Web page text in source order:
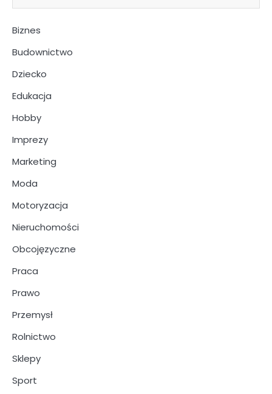
Biznes
Budownictwo
Dziecko
Edukacja
Hobby
Imprezy
Marketing
Moda
Motoryzacja
Nieruchomości
Obcojęzyczne
Praca
Prawo
Przemysł
Rolnictwo
Sklepy
Sport